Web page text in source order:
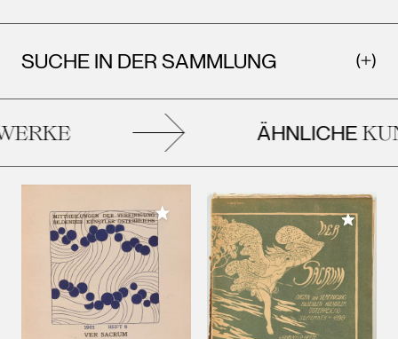
SUCHE IN DER SAMMLUNG
ÄHNLICHE
Meiner Sammlung hinzufügen Meiner